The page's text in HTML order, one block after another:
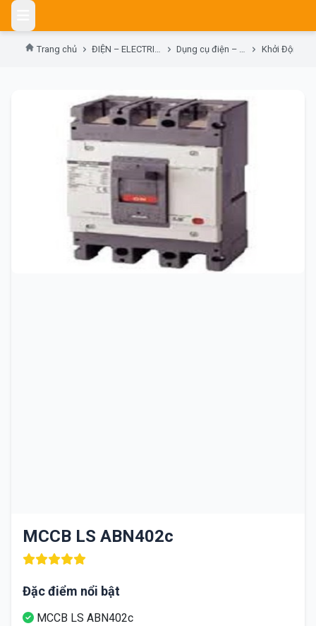
Skip
content
Trang chủ ĐIỆN – ELECTRIC DEVICES Dụng cụ điện – Switch tools Khởi Động Từ
MCCB LS ABN402c
Đặc điểm nổi bật
MCCB LS ABN402c